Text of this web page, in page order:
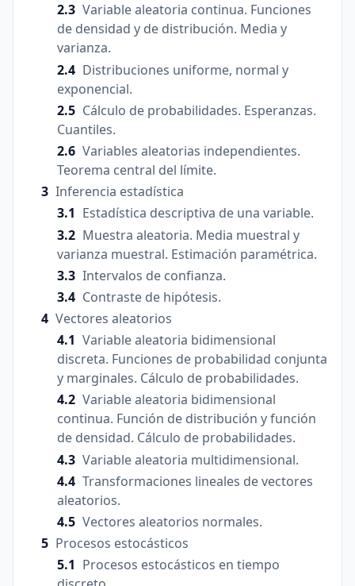
Variable aleatoria continua. Funciones
de densidad y de distribución. Media y
varianza.
Distribuciones uniforme, normal y
exponencial.
Cálculo de probabilidades. Esperanzas.
Cuantiles.
Variables aleatorias independientes.
Teorema central del límite.
Inferencia estadística
Estadística descriptiva de una variable.
Muestra aleatoria. Media muestral y
varianza muestral. Estimación paramétrica.
Intervalos de confianza.
Contraste de hipótesis.
Vectores aleatorios
Variable aleatoria bidimensional
discreta. Funciones de probabilidad conjunta
y marginales. Cálculo de probabilidades.
Variable aleatoria bidimensional
continua. Función de distribución y función
de densidad. Cálculo de probabilidades.
Variable aleatoria multidimensional.
Transformaciones lineales de vectores
aleatorios.
Vectores aleatorios normales.
Procesos estocásticos
Procesos estocásticos en tiempo